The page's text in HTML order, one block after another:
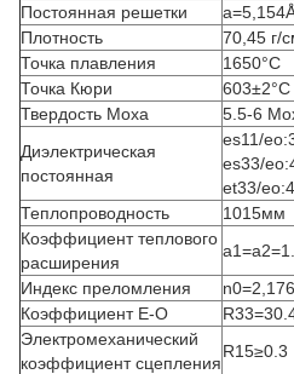
Постоянная решетки
Плотность
70,45 г/
Точка плавления
1650°C
Точка Кюри
603±2°C
Твердость Моха
5.5-6
Диэлектрическая
постоянная
es11/
es33/
et33/
Теплопроводность
1015мм
Коэффициент теплового
расширения
Индекс преломления
Коэффициент E-O
Электромеханический
коэффициент сцепления
R15≥0.3